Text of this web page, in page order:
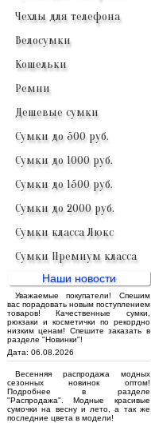
Чехлы для телефона
Велосумки
Кошельки
Ремни
Дешевые сумки
Сумки до 500 руб.
Сумки до 1000 руб.
Сумки до 1500 руб.
Сумки до 2000 руб.
Сумки класса Люкс
Сумки Премиум класса
Наши новости
Уважаемые покупатели! Спешим
вас порадовать новым поступлением
товаров! Качественные сумки,
рюкзаки и косметички по рекордно
низким ценам! Спешите заказать в
разделе "Новинки"!
Дата: 06.08.2026
Весенняя распродажа модных
сезонных новинок оптом!
Подробнее в разделе
"Распродажа". Модные красивые
сумочки на весну и лето, а так же
последние цвета в модели!